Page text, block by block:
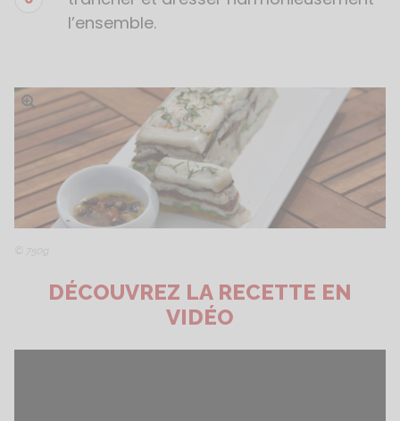
l’ensemble.
Ouvrir l'image
DÉCOUVREZ LA RECETTE EN
VIDÉO